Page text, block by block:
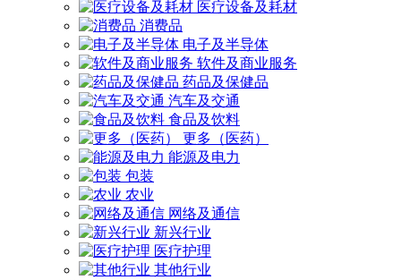
医疗设备及耗材
消费品
电子及半导体
软件及商业服务
药品及保健品
汽车及交通
食品及饮料
更多（医药）
能源及电力
包装
农业
网络及通信
新兴行业
医疗护理
其他行业